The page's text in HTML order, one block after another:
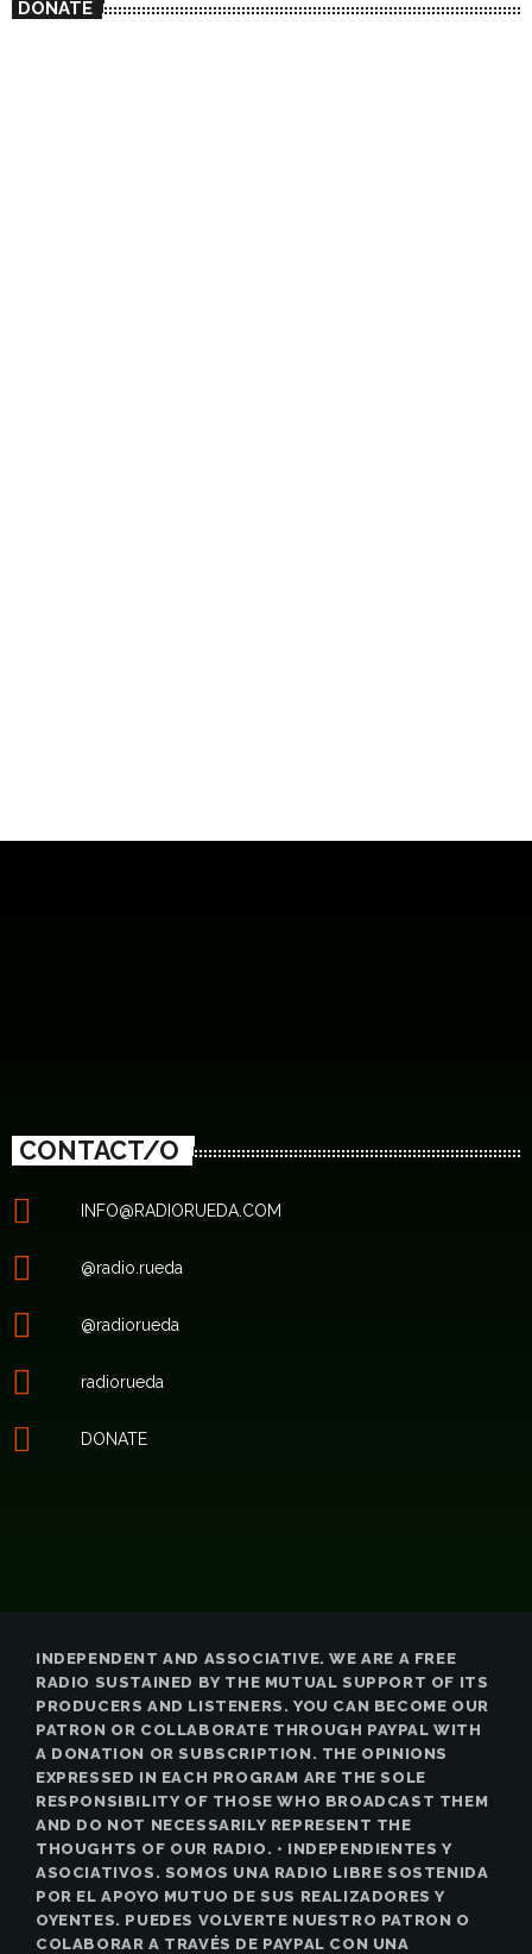
DONATE
CONTACT/O
INFO@RADIORUEDA.COM
@radio.rueda
@radiorueda
radiorueda
DONATE
INDEPENDENT AND ASSOCIATIVE. WE ARE A FREE
RADIO SUSTAINED BY THE MUTUAL SUPPORT OF ITS
PRODUCERS AND LISTENERS. YOU CAN BECOME OUR
PATRON OR COLLABORATE THROUGH PAYPAL WITH
A DONATION OR SUBSCRIPTION. THE OPINIONS
EXPRESSED IN EACH PROGRAM ARE THE SOLE
RESPONSIBILITY OF THOSE WHO BROADCAST THEM
AND DO NOT NECESSARILY REPRESENT THE
THOUGHTS OF OUR RADIO. • INDEPENDIENTES Y
ASOCIATIVOS. SOMOS UNA RADIO LIBRE SOSTENIDA
POR EL APOYO MUTUO DE SUS REALIZADORES Y
OYENTES. PUEDES VOLVERTE NUESTRO PATRON O
COLABORAR A TRAVÉS DE PAYPAL CON UNA